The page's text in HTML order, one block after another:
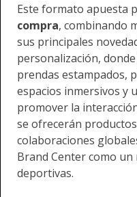
Este formato apuesta
compra, combinando
sus principales
personalización,
prendas estampados,
espacios inmersivos y
promover la
se ofrecerán
colaboraciones
Brand Center como
deportivas.